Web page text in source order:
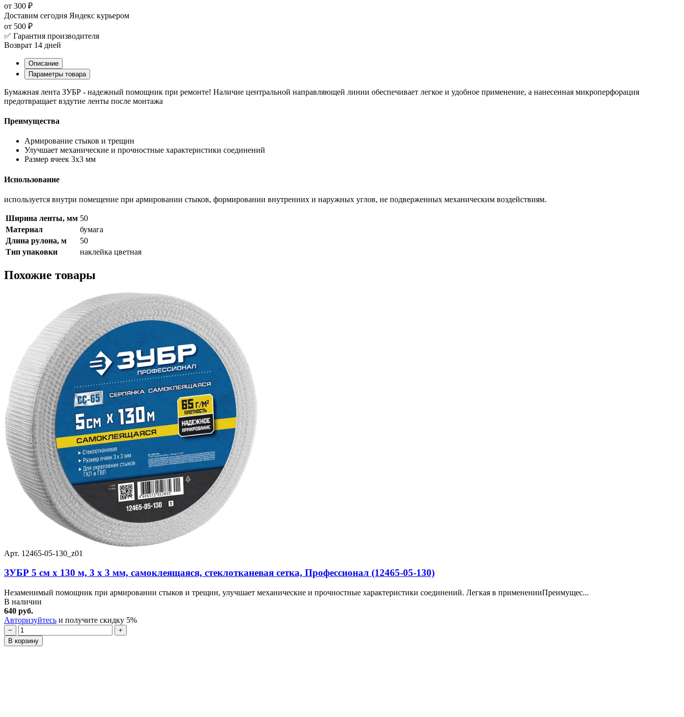
от 300 ₽
Доставим сегодня Яндекс курьером
от 500 ₽
✅ Гарантия производителя
Возврат 14 дней
Описание
Параметры товара
Бумажная лента ЗУБР - надежный помощник при ремонте! Наличие центральной направляющей линии обеспечивает легкое и удобное применение, а нанесенная микроперфорация
предотвращает вздутие ленты после монтажа
Преимущества
Армирование стыков и трещин
Улучшает механические и прочностные характеристики соединений
Размер ячеек 3х3 мм
Использование
используется внутри помещение при армировании стыков, формировании внутренних и наружных углов, не подверженных механическим воздействиям.
Ширина ленты, мм 50
Материал
бумага
Длина рулона, м
50
Тип упаковки
наклейка цветная
Похожие товары
Арт. 12465-05-130_z01
ЗУБР 5 см х 130 м, 3 х 3 мм, самоклеящаяся, стеклотканевая сетка, Профессионал (12465-05-130)
Незаменимый помощник при армировании стыков и трещин, улучшает механические и прочностные характеристики соединений. Легкая в примененииПреимущес...
В наличии
640 руб.
Авторизуйтесь и получите скидку 5%
−
+
В корзину